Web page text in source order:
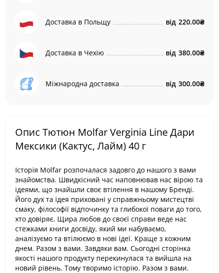
Доставка в Польщу від 220.00₴
Доставка в Чехію від 380.00₴
Міжнародна доставка від 300.00₴
Опис Тютюн Molfar Verginia Line Дари
Мексики (Кактус, Лайм) 40 г
Історія Molfar розпочалася задовго до нашого з вами
знайомства. Швидкісний час наповнював нас вірою та
ідеями, що знайшли своє втілення в нашому Бренді.
Його дух та ідея приховані у справжньому мистецтві
смаку, філософії відпочинку та глибокої поваги до того,
хто довіряє. Щира любов до своєї справи веде нас
стежками книги досвіду, який ми набуваємо,
аналізуємо та втілюємо в нові ідеї. Краще з кожним
днем. Разом з вами. Завдяки вам. Сьогодні сторінка
якості нашого продукту перекинулася та вийшла на
новий рівень. Тому творимо історію. Разом з вами.